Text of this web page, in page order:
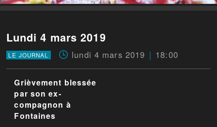
Lundi 4 mars 2019
LE JOURNAL lundi 4 mars 2019 18:00
Grièvement blessée
par son ex-
compagnon à
Fontaines